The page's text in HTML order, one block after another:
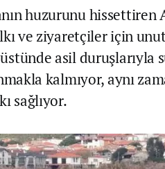
huzurunu hissettiren
ve ziyaretçiler için
asil duruşlarıyla
kalmıyor, aynı
sağlıyor.